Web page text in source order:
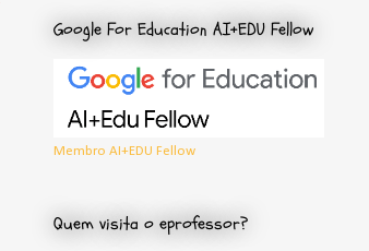
Google For Education AI+EDU Fellow
Membro AI+EDU Fellow
Quem visita o eprofessor?